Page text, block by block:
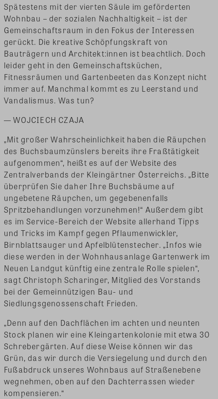
Spätestens mit der vierten Säule im geförderten
Wohnbau – der sozialen Nachhaltigkeit – ist der
Gemeinschaftsraum in den Fokus der Interessen
gerückt. Die kreative Schöpfungskraft von
Bauträgern und Architekt:innen ist beachtlich. Doch
leider geht in den Gemeinschaftsküchen,
Fitnessräumen und Gartenbeeten das Konzept nicht
immer auf. Manchmal kommt es zu Leerstand und
Vandalismus. Was tun?
— WOJCIECH CZAJA
„Mit großer Wahrscheinlichkeit haben die Räupchen
des Buchsbaumzünslers bereits ihre Fraßtätigkeit
aufgenommen“, heißt es auf der Website des
Zentralverbands der Kleingärtner Österreichs. „Bitte
überprüfen Sie daher Ihre Buchsbäume auf
ungebetene Räupchen, um gegebenenfalls
Spritzbehandlungen vorzunehmen!“ Außerdem gibt
es im Service-Bereich der Website allerhand Tipps
und Tricks im Kampf gegen Pflaumenwickler,
Birnblattsauger und Apfelblütenstecher. „Infos wie
diese werden in der Wohnhausanlage Gartenwerk im
Neuen Landgut künftig eine zentrale Rolle spielen“,
sagt Christoph Scharinger, Mitglied des Vorstands
bei der Gemeinnützigen Bau- und
Siedlungsgenossenschaft Frieden.
„Denn auf den Dachflächen im achten und neunten
Stock planen wir eine Kleingartenkolonie mit etwa 30
Schrebergärten. Auf diese Weise können wir das
Grün, das wir durch die Versiegelung und durch den
Fußabdruck unseres Wohnbaus auf Straßenebene
wegnehmen, oben auf den Dachterrassen wieder
kompensieren.“